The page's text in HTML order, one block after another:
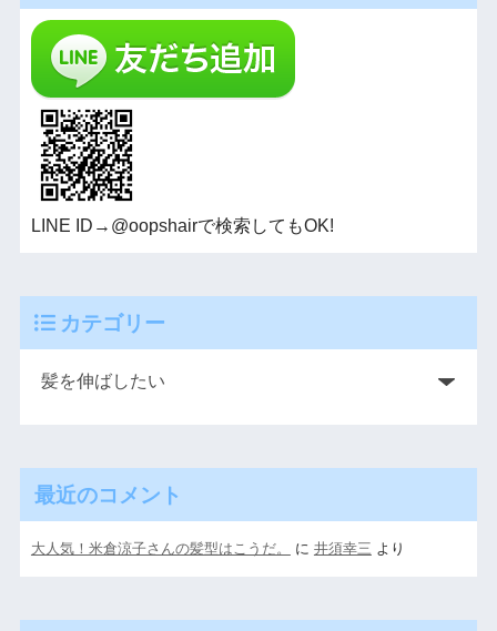
LINE ID→@oopshairで検索してもOK!
カテゴリー
最近のコメント
大人気！米倉涼子さんの髪型はこうだ。 に 井須幸三 より